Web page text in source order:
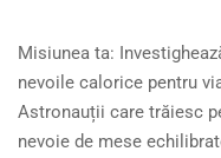
Misiunea ta:
nevoile calorice pentru
Astronauții care trăiesc
nevoie de mese